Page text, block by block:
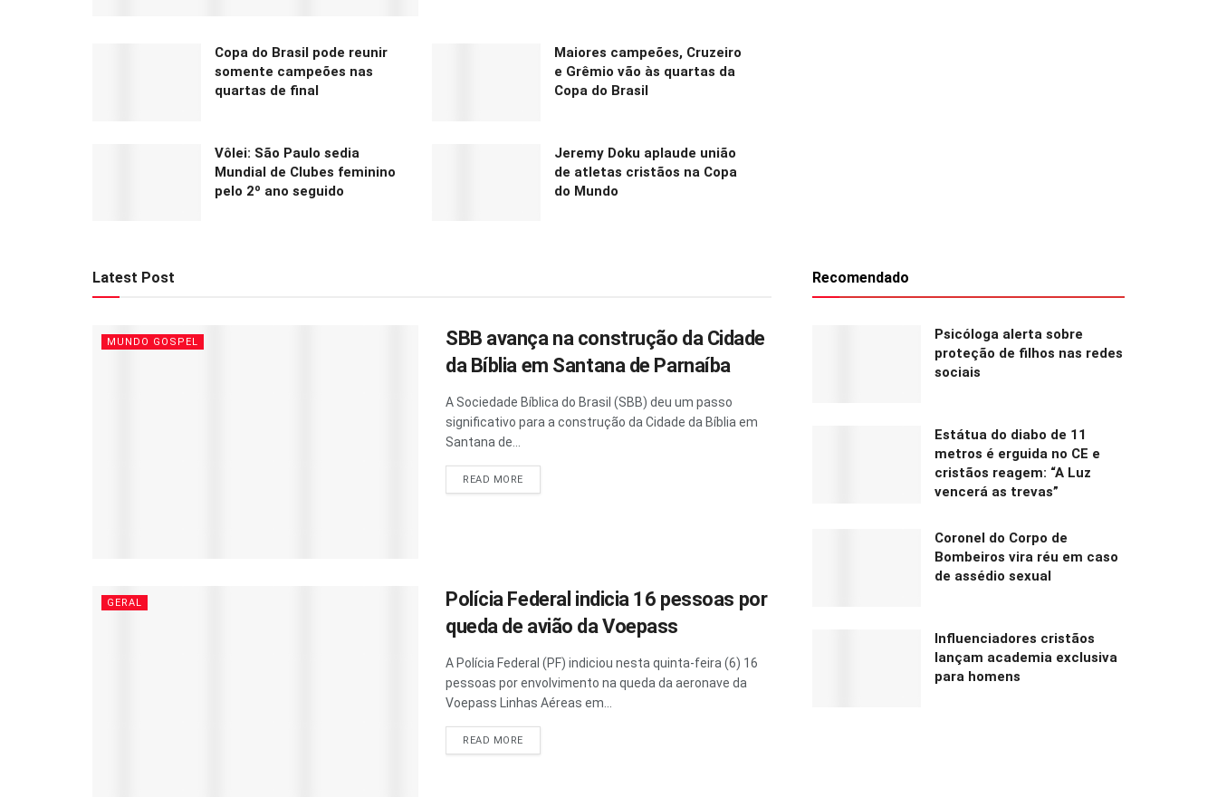
Copa do Brasil pode reunir
somente campeões nas
quartas de final
Maiores campeões, Cruzeiro
e Grêmio vão às quartas da
Copa do Brasil
Vôlei: São Paulo sedia
Mundial de Clubes feminino
pelo 2º ano seguido
Jeremy Doku aplaude união
de atletas cristãos na Copa
do Mundo
Latest Post
MUNDO GOSPEL
SBB avança na construção da Cidade
da Bíblia em Santana de Parnaíba
A Sociedade Bíblica do Brasil (SBB) deu um passo
significativo para a construção da Cidade da Bíblia em
Santana de...
READ MORE
GERAL
Polícia Federal indicia 16 pessoas por
queda de avião da Voepass
A Polícia Federal (PF) indiciou nesta quinta-feira (6) 16
pessoas por envolvimento na queda da aeronave da
Voepass Linhas Aéreas em...
READ MORE
Recomendado
Psicóloga alerta sobre
proteção de filhos nas redes
sociais
Estátua do diabo de 11
metros é erguida no CE e
cristãos reagem: “A Luz
vencerá as trevas”
Coronel do Corpo de
Bombeiros vira réu em caso
de assédio sexual
Influenciadores cristãos
lançam academia exclusiva
para homens